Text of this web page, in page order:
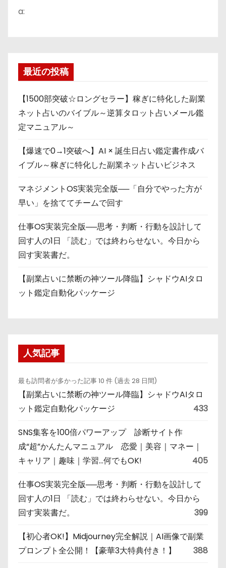
a:
最近の投稿
【1500部突破☆ロングセラー】稼ぎに特化した副業
ネット占いのバイブル～逆算タロット占いメール鑑
定マニュアル～
【爆速で0→1突破へ】AI × 誕生日占い鑑定書作成バ
イブル～稼ぎに特化した副業ネット占いビジネス
マネジメントOS実装完全版──「自分でやった方が
早い」を捨ててチームで回す
仕事OS実装完全版──思考・判断・行動を設計して
回す人の1日 「読む」では終わらせない。今日から
回す実装書だ。
【副業占いに禁断の神ツール降臨】シャドウAIタロ
ット鑑定自動化パッケージ
人気記事
最も訪問者が多かった記事 10 件 (過去 28 日間)
【副業占いに禁断の神ツール降臨】シャドウAIタロ
ット鑑定自動化パッケージ
433
SNS集客を100倍パワーアップ 診断サイト作
成“超”かんたんマニュアル 恋愛｜美容｜マネー｜
キャリア｜趣味｜学習…何でもOK!
405
仕事OS実装完全版──思考・判断・行動を設計して
回す人の1日 「読む」では終わらせない。今日から
回す実装書だ。
399
【初心者OK!】Midjourney完全解説｜AI画像で副業
プロンプト全公開！【豪華3大特典付き！】
388